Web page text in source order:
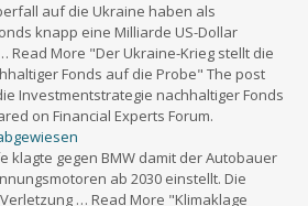
auf die Ukraine haben als
knapp eine Milliarde US-Dollar
Read More "Der Ukraine-Krieg stellt die
Fonds auf die Probe" The post
Investmentstrategie nachhaltiger Fonds
on Financial Experts Forum.
klagte gegen BMW damit der Autobauer
ab 2030 einstellt. Die
… Read More "Klimaklage